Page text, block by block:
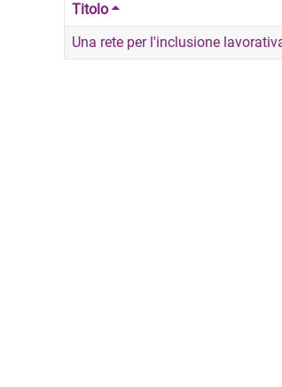
Titolo
Una rete per l'inclusione